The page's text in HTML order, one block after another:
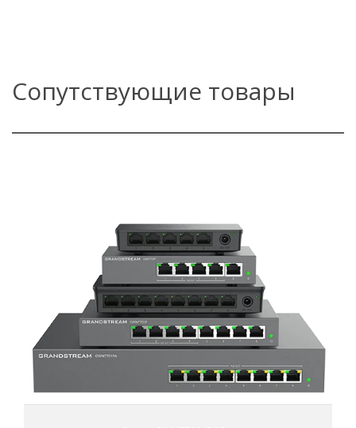
Сопутствующие товары
5 и 8 гигабитных портов RJ45, 4-портовый выход PoE+
(GWN7700P и GWN7701P), 8-портовый выход PoE+
(GWN7701PA)
Зеленая технология снижает энергопотребление
Светодиодные индикаторы; на порт:
Link/Activity/Speed На устройство: Питание
Автоматический кроссовер MDI/MDIX для всех портов
Совместимость с 802.3 af/at До 30 Вт на каждом порту
(только GWN7700P/GWN7701P/GWN7701PA)